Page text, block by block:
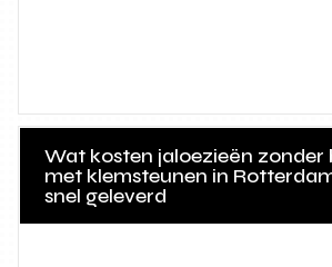
Wat kosten jaloezieën zonder
met klemsteunen in
snel geleverd